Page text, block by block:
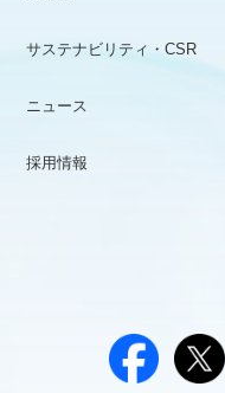
サステナビリティ・CSR
ニュース
採用情報